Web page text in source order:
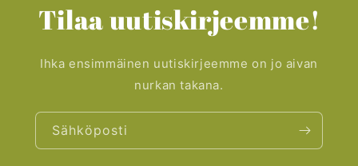
Tilaa uutiskirjeemme!
Ihka ensimmäinen uutiskirjeemme on jo aivan
nurkan takana.
Sähköposti